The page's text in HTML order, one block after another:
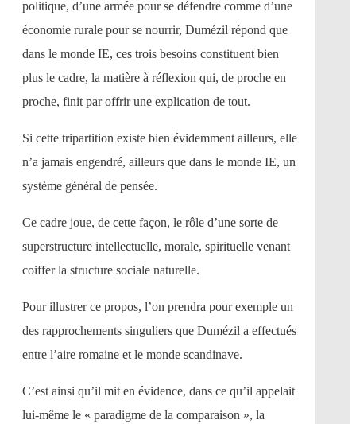
politique, d’une armée pour se défendre comme d’une
économie rurale pour se nourrir, Dumézil répond que
dans le monde IE, ces trois besoins constituent bien
plus le cadre, la matière à réflexion qui, de proche en
proche, finit par offrir une explication de tout.
Si cette tripartition existe bien évidemment ailleurs, elle
n’a jamais engendré, ailleurs que dans le monde IE, un
système général de pensée.
Ce cadre joue, de cette façon, le rôle d’une sorte de
superstructure intellectuelle, morale, spirituelle venant
coiffer la structure sociale naturelle.
Pour illustrer ce propos, l’on prendra pour exemple un
des rapprochements singuliers que Dumézil a effectués
entre l’aire romaine et le monde scandinave.
C’est ainsi qu’il mit en évidence, dans ce qu’il appelait
lui-même le « paradigme de la comparaison », la